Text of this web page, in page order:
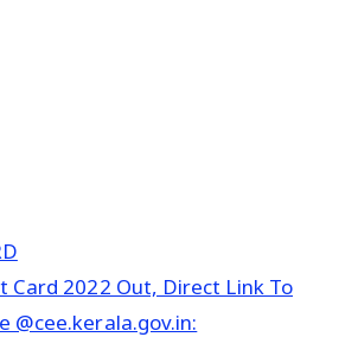
Card 2022 Out, Direct Link To
@cee.kerala.gov.in: